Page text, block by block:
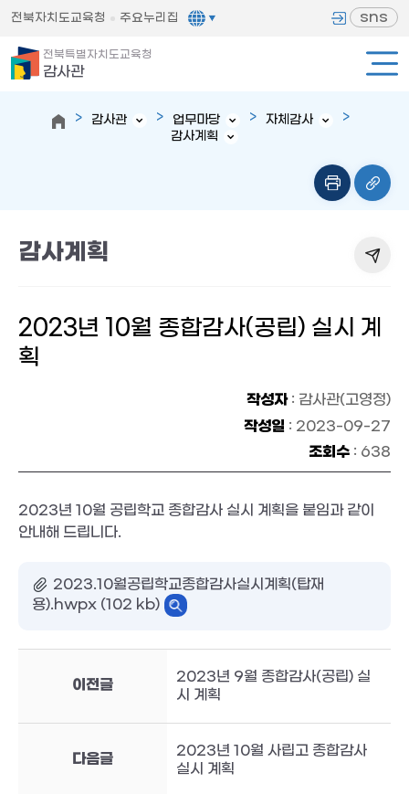
전북자치도교육청 주요누리집 sns
전북특별자치도교육청
감사관
감사관 업무마당
자체감사
감사계획
감사계획
2023년 10월 종합감사(공립) 실시 계
획
작성자: 감사관(고영정)
작성일 : 2023-09-27
조회수 : 638
2023년 10월 공립학교 종합감사 실시 계획을 붙임과 같이
안내해 드립니다.
2023.10월공립학교종합감사실시계획(탑재
용).hwpx (102 kb)
이전글
2023년 9월 종합감사(공립) 실
시 계획
다음글
2023년 10월 사립고 종합감사
실시 계획